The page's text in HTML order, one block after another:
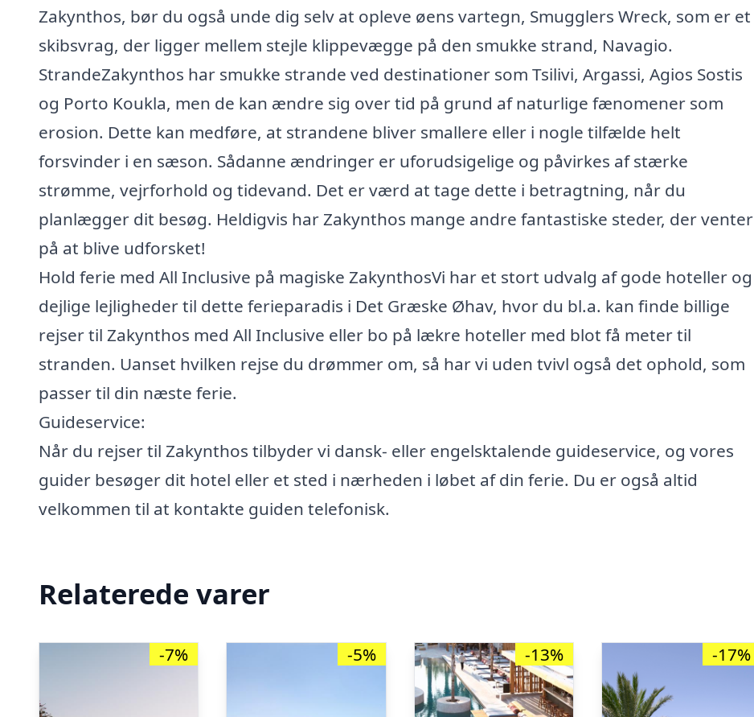
Zakynthos, bør du også unde dig selv at opleve øens vartegn, Smugglers Wreck, som er et
skibsvrag, der ligger mellem stejle klippevægge på den smukke strand, Navagio.
StrandeZakynthos har smukke strande ved destinationer som Tsilivi, Argassi, Agios Sostis
og Porto Koukla, men de kan ændre sig over tid på grund af naturlige fænomener som
erosion. Dette kan medføre, at strandene bliver smallere eller i nogle tilfælde helt
forsvinder i en sæson. Sådanne ændringer er uforudsigelige og påvirkes af stærke
strømme, vejrforhold og tidevand. Det er værd at tage dette i betragtning, når du
planlægger dit besøg. Heldigvis har Zakynthos mange andre fantastiske steder, der venter
på at blive udforsket!
Hold ferie med All Inclusive på magiske ZakynthosVi har et stort udvalg af gode hoteller og
dejlige lejligheder til dette ferieparadis i Det Græske Øhav, hvor du bl.a. kan finde billige
rejser til Zakynthos med All Inclusive eller bo på lækre hoteller med blot få meter til
stranden. Uanset hvilken rejse du drømmer om, så har vi uden tvivl også det ophold, som
passer til din næste ferie.
Guideservice:
Når du rejser til Zakynthos tilbyder vi dansk- eller engelsktalende guideservice, og vores
guider besøger dit hotel eller et sted i nærheden i løbet af din ferie. Du er også altid
velkommen til at kontakte guiden telefonisk.
Relaterede varer
-7% -5% -13% -17%